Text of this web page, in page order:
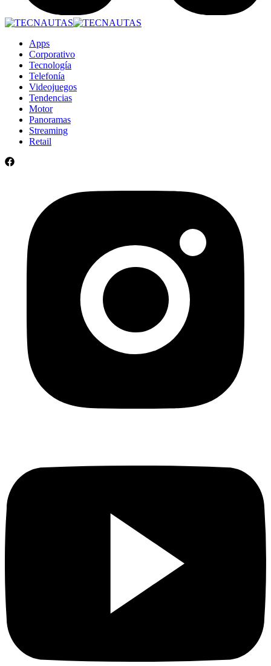
Apps
Corporativo
Tecnología
Telefonía
Videojuegos
Tendencias
Motor
Panoramas
Streaming
Retail